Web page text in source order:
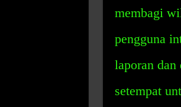
membagi
pengguna
laporan
setempat